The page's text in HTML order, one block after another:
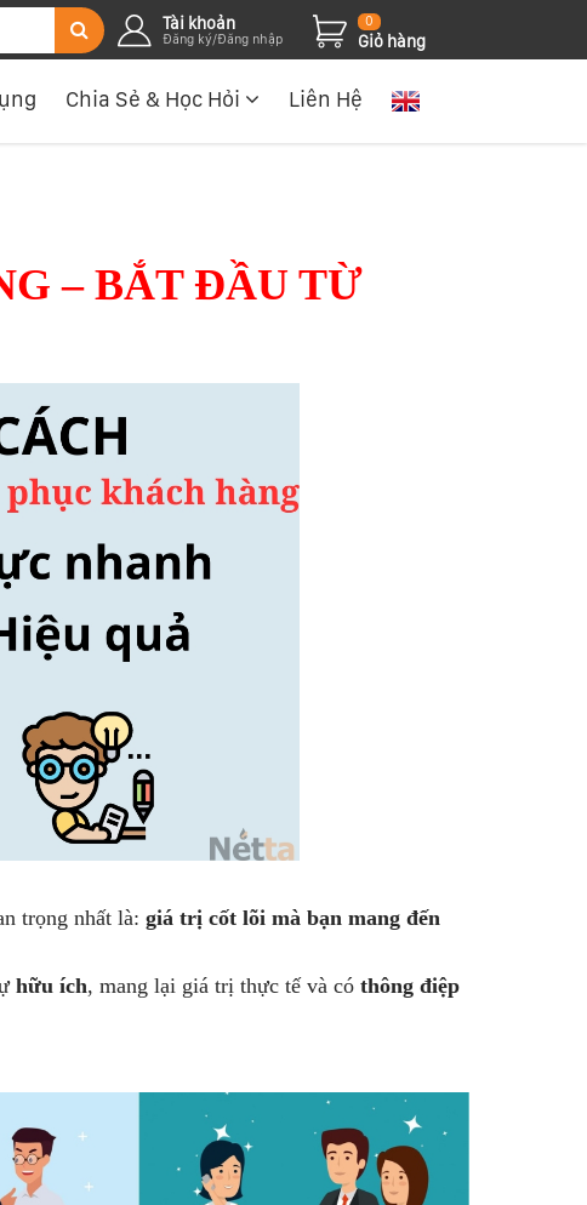
Tài khoản
Đăng ký/Đăng nhập
0
Giỏ hàng
Chia Sẻ & Học Hỏi Liên Hệ
– BẮT ĐẦU TỪ
trọng nhất là: giá trị cốt lõi mà bạn mang đến
hữu ích, mang lại giá trị thực tế và có thông điệp